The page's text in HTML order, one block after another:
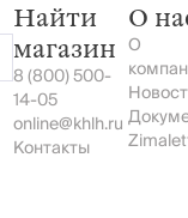
Найти
магазин
8 (800) 500-
14-05
online@khlh.ru
Контакты
О
О